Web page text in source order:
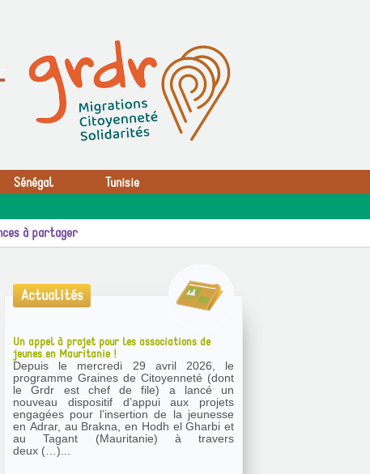
Sénégal Tunisie
à partager
Actualités
Un appel à projet pour les associations de
jeunes en Mauritanie !
Depuis le mercredi 29 avril 2026, le
programme Graines de Citoyenneté (dont
le Grdr est chef de file) a lancé un
nouveau dispositif d’appui aux projets
engagées pour l’insertion de la jeunesse
en Adrar, au Brakna, en Hodh el Gharbi et
au Tagant (Mauritanie) à travers
deux (…)...